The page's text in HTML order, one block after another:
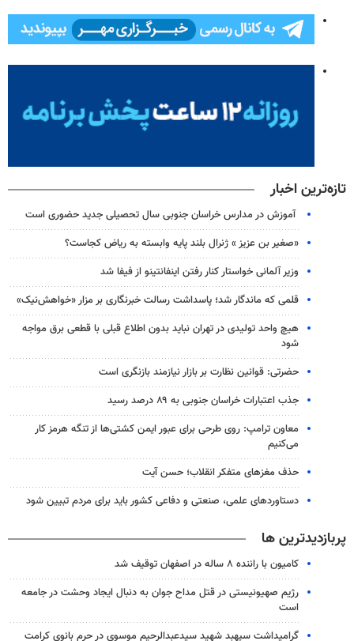
تازه‌ترین اخبار
آموزش در مدارس خراسان جنوبی سال تحصیلی جدید حضوری است
«صغیر بن عزیز » ژنرال بلند پایه وابسته به ریاض کجاست؟
وزیر آلمانی خواستار کنار رفتن اینفانتینو از فیفا شد
قلمی که ماندگار شد؛ پاسداشت رسالت خبرنگاری بر مزار «خواهش‌نیک»
هیچ واحد تولیدی در تهران نباید بدون اطلاع قبلی با قطعی برق مواجه
شود
حضرتی: قوانین نظارت بر بازار نیازمند بازنگری است
جذب اعتبارات خراسان جنوبی به ۸۹ درصد رسید
معاون ترامپ: روی طرحی برای عبور ایمن کشتی‌ها از تنگه هرمز کار
می‌کنیم
حذف مغزهای متفکر انقلاب؛ حسن آیت
دستاوردهای علمی، صنعتی و دفاعی کشور باید برای مردم تبیین شود
پربازدیدترین ها
کامیون با راننده ۸ ساله در اصفهان توقیف شد
رژیم صهیونیستی در قتل مداح جوان به دنبال ایجاد وحشت در جامعه
است
گرامیداشت سپهبد شهید سیدعبدالرحیم موسوی در حرم بانوی کرامت